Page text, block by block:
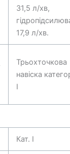
31,5 л/хв,
17,9 л/хв.
Трьохточкова
навіска
I
Кат. I